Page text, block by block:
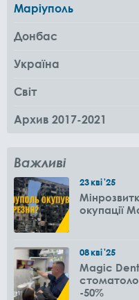
Маріуполь
Донбас
Україна
Світ
Архив 2017-2021
Важливі
23кві'25
окупації
08кві'25
Magic
-50%